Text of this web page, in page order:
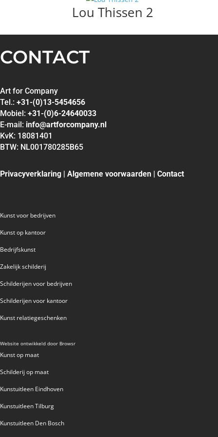
MATTIE SCHILDERS
MILOU HONIG
MUNNIK
PETER BASTIAANSEN
ROEL HOFMAN
RON VAN DE WERF
RONALD BOONACKER
S. PAULISSEN
SELWIN SENATORI
SUSAN RUITER
VAN DAM
VAN DER MADE
WENDY BRAUCKMAN
Lou Thissen 2
CONTACT
Art for Company
Tel.: +31-(0)13-5454656
Mobiel: +31-(0)6-24640033
E-mail: info@artforcompany.nl
KvK: 18081401
BTW: NL001780285B65
Privacyverklaring | Algemene voorwaarden | Contact
Kunst voor bedrijven
Kunst op kantoor
Bedrijfskunst
Zakelijk schilderij
Schilderijen voor bedrijven
Schilderijen voor kantoor
Kunst relatiegeschenken
Website ontwikkeld door Browsr
Kunst op maat
Schilderij op maat
Kunstuitleen Eindhoven
Kunstuitleen Tilburg
Kunstuitleen Den Bosch